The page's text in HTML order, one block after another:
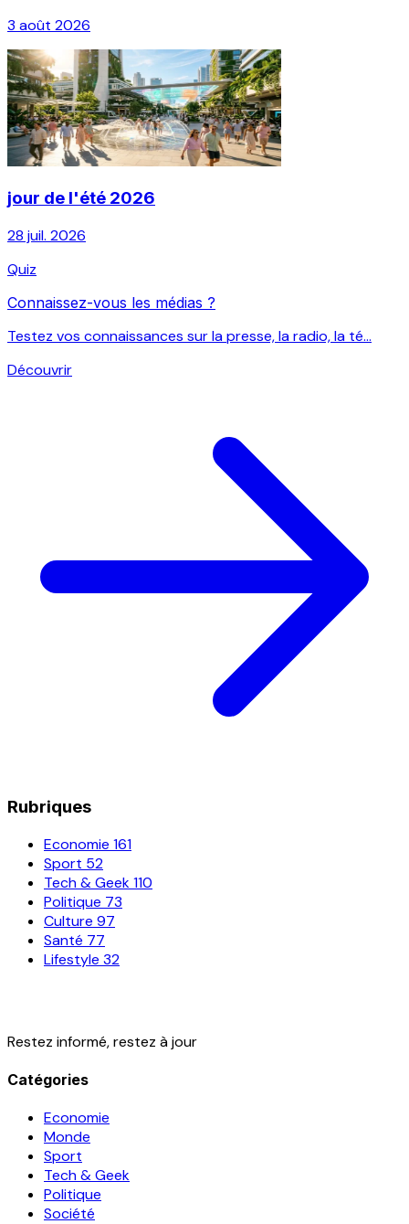
3 août 2026
jour de l'été 2026
28 juil. 2026
Quiz
Connaissez-vous les médias ?
Testez vos connaissances sur la presse, la radio, la té...
Découvrir
Rubriques
Economie 161
Sport 52
Tech & Geek110
Politique 73
Culture 97
Santé 77
Lifestyle 32
Restez informé, restez à jour
Catégories
Economie
Monde
Sport
Tech & Geek
Politique
Société